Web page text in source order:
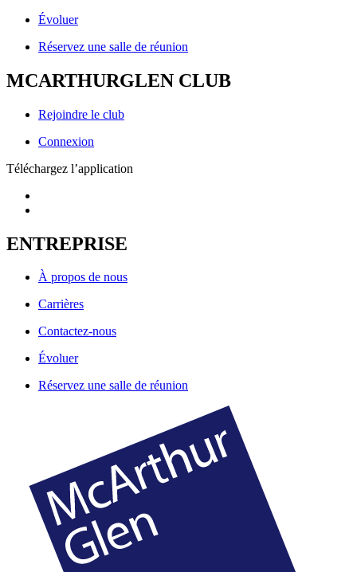
Évoluer
Réservez une salle de réunion
MCARTHURGLEN CLUB
Rejoindre le club
Connexion
Téléchargez l’application
ENTREPRISE
À propos de nous
Carrières
Contactez-nous
Évoluer
Réservez une salle de réunion